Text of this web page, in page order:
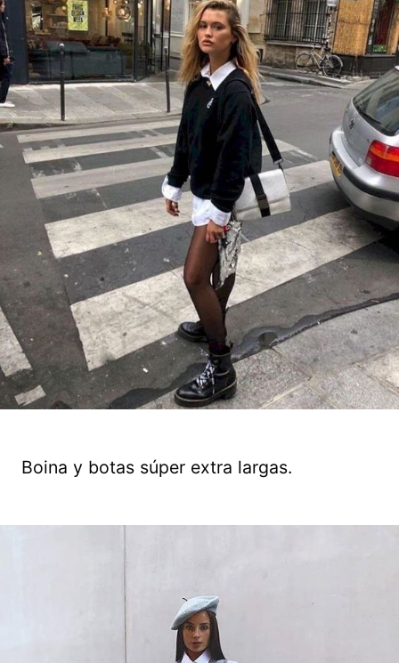
Boina y botas súper extra largas.